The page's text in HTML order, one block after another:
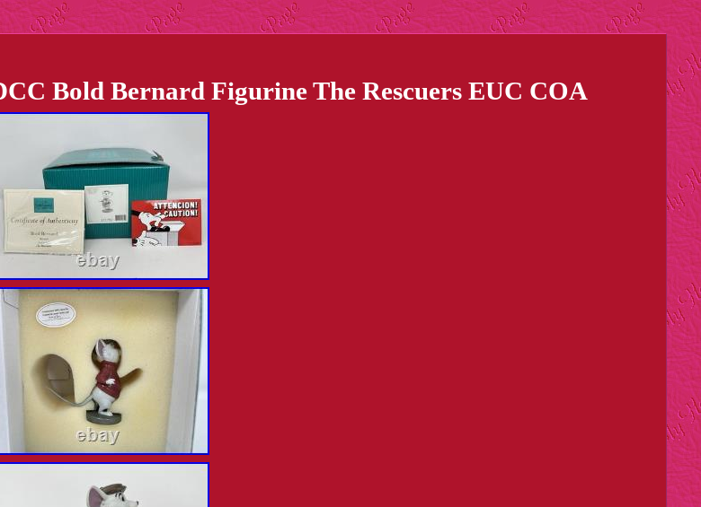
Bold Bernard Figurine The Rescuers EUC COA